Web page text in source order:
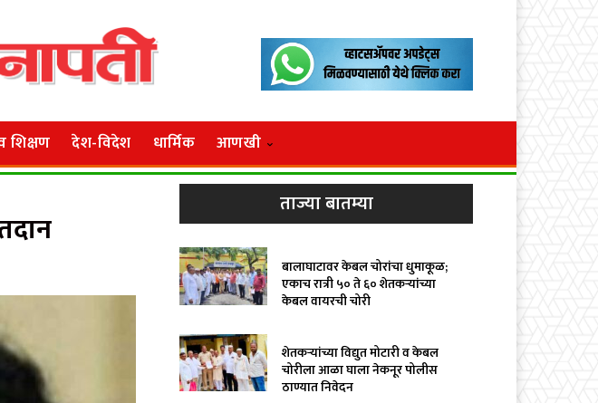
शिक्षण देश-विदेश धार्मिक आणखी
ताज्या बातम्या
बालाघाटावर केबल चोरांचा धुमाकूळ;
एकाच रात्री ५० ते ६० शेतकऱ्यांच्या
केबल वायरची चोरी
शेतकऱ्यांच्या विद्युत मोटारी व केबल
चोरीला आळा घाला नेकनूर पोलीस
ठाण्यात निवेदन